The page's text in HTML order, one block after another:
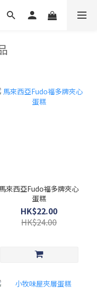
馬來西亞Fudo福多牌夾心
蛋糕
HK$22.00
HK$24.00